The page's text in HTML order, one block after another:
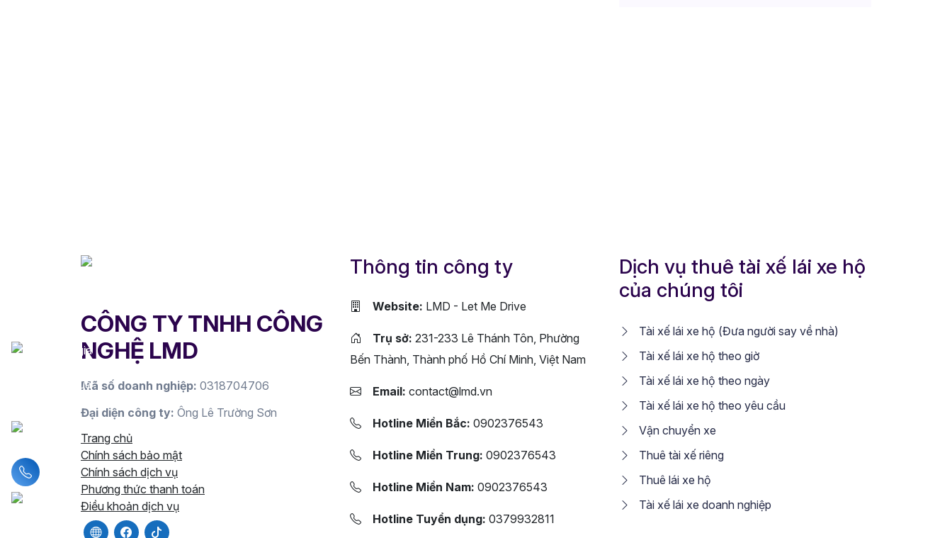
CÔNG TY TNHH CÔNG
NGHỆ LMD
Mã số doanh nghiệp: 0318704706
Đại diện công ty: Ông Lê Trường Sơn
Trang chủ
Chính sách bảo mật
Chính sách dịch vụ
Phương thức thanh toán
Điều khoản dịch vụ
Thông tin công ty
Website: LMD - Let Me Drive
Trụ sở: 231-233 Lê Thánh Tôn, Phường
Bến Thành, Thành phố Hồ Chí Minh, Việt Nam
Email: contact@lmd.vn
Hotline Miền Bắc: 0902376543
Hotline Miền Trung: 0902376543
Hotline Miền Nam: 0902376543
Hotline Tuyển dụng: 0379932811
Dịch vụ thuê tài xế lái xe hộ
của chúng tôi
Tài xế lái xe hộ (Đưa người say về nhà)
Tài xế lái xe hộ theo giờ
Tài xế lái xe hộ theo ngày
Tài xế lái xe hộ theo yêu cầu
Vận chuyển xe
Thuê tài xế riêng
Thuê lái xe hộ
Tài xế lái xe doanh nghiệp
Liên hệ hotline